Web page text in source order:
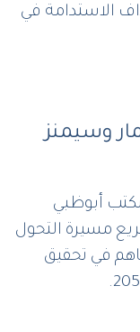
الاستدامة في
وسيمنز
أبوظبي
مسيرة التحول
في تحقيق